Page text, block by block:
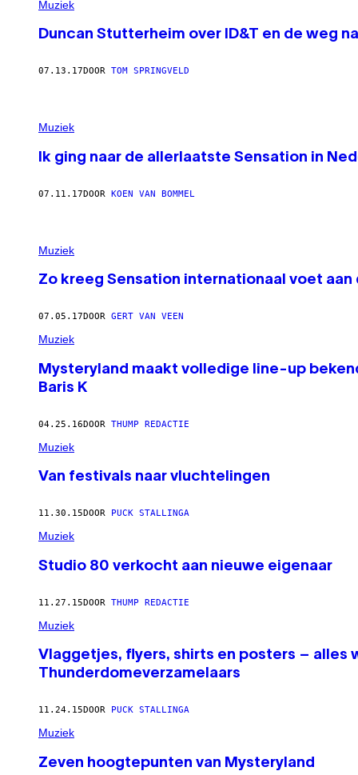
Muziek
Duncan Stutterheim over ID&T en de weg
07.13.17DOOR TOM SPRINGVELD
Muziek
Ik ging naar de allerlaatste Sensation in
07.11.17DOOR KOEN VAN BOMMEL
Muziek
Zo kreeg Sensation internationaal voet aan
07.05.17DOOR GERT VAN VEEN
Muziek
Mysteryland maakt volledige line-up
Baris K
04.25.16DOOR THUMP REDACTIE
Muziek
Van festivals naar vluchtelingen
11.30.15DOOR PUCK STALLINGA
Muziek
Studio 80 verkocht aan nieuwe eigenaar
11.27.15DOOR THUMP REDACTIE
Muziek
Vlaggetjes, flyers, shirts en posters – alles
Thunderdomeverzamelaars
11.24.15DOOR PUCK STALLINGA
Muziek
Zeven hoogtepunten van Mysteryland